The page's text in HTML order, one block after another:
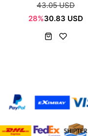
43.05 USD
28%30.83 USD